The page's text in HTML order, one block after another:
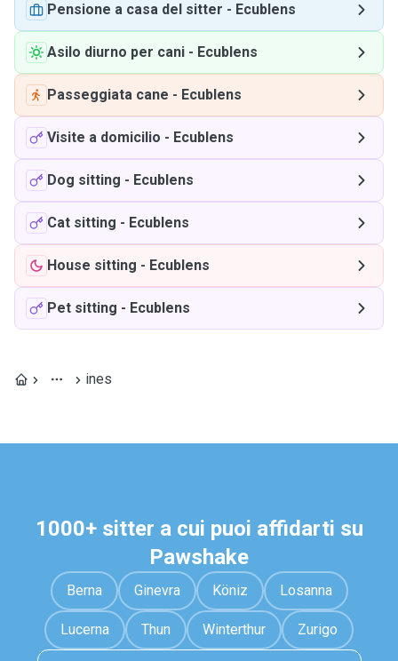
Pensione a casa del sitter - Ecublens
Asilo diurno per cani - Ecublens
Passeggiata cane - Ecublens
Visite a domicilio - Ecublens
Dog sitting - Ecublens
Cat sitting - Ecublens
House sitting - Ecublens
Pet sitting - Ecublens
ines
1000+ sitter a cui puoi affidarti su
Pawshake
Berna Ginevra Köniz Losanna
Lucerna Thun Winterthur Zurigo